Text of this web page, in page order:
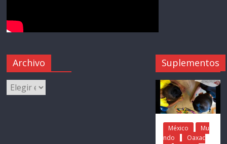
Archivo Suplementos
México
Mu
ndo
Oaxac